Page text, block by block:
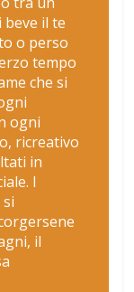
beve il te
o perso
tempo
che si
ogni
ricreativo
in
I
il